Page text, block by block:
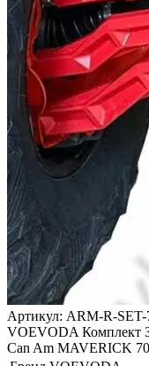
Артикул: ARM-R-
VOEVODA Комплект
Can Am MAVERICK